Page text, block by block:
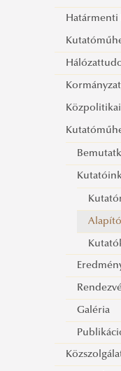
2017)
A jóllét
az
Hírlevél
Hírlevél
Határmenti
Határon
Segítő
Tagjaink
Alapító
Életünk
Galéria